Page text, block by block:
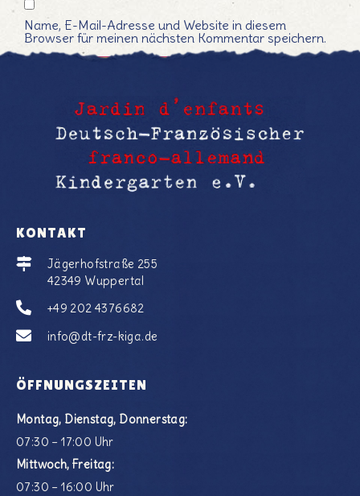
Name, E-Mail-Adresse und Website in diesem
Browser für meinen nächsten Kommentar speichern.
KONTAKT
Jägerhofstraße 255
42349 Wuppertal
+49 202 4376682
info@dt-frz-kiga.de
ÖFFNUNGSZEITEN
Montag, Dienstag, Donnerstag:
07:30 – 17:00 Uhr
Mittwoch, Freitag:
07:30 – 16:00 Uhr